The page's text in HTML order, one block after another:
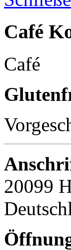
Café
Café
20099